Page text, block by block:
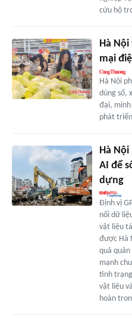
cứu hộ
Hà
mại
Hà Nội
dùng số,
đại,
phát
Hà Nội
AI để
dựng
Định vị
nối dữ
vật liệu
được Hà
quả
mạnh
tình
vật liệu
hoàn